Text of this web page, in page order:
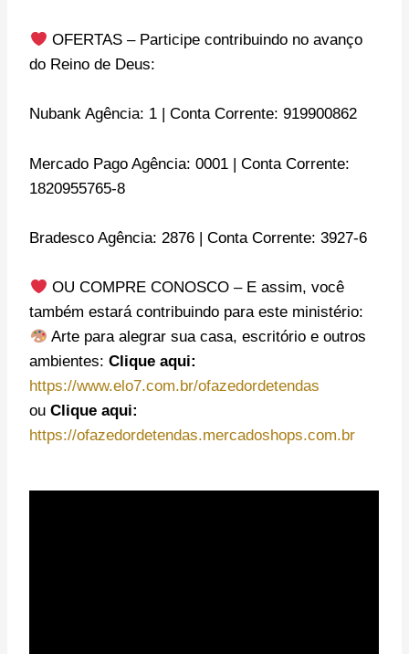
OFERTAS – Participe contribuindo no avanço
do Reino de Deus:
Nubank Agência: 1 | Conta Corrente: 919900862
Mercado Pago Agência: 0001 | Conta Corrente:
1820955765-8
Bradesco Agência: 2876 | Conta Corrente: 3927-6
OU COMPRE CONOSCO – E assim, você
também estará contribuindo para este ministério:
Arte para alegrar sua casa, escritório e outros
ambientes:Clique aqui:
https://www.elo7.com.br/ofazedordetendas
ouClique aqui:
https://ofazedordetendas.mercadoshops.com.br